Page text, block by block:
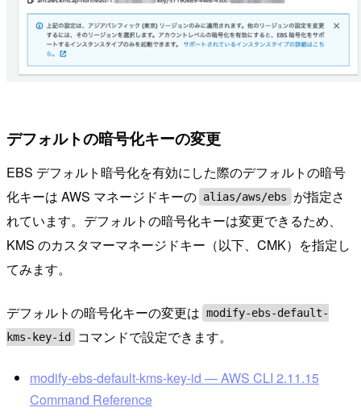
デフォルトの暗号化キーの変更
EBS デフォルト暗号化を有効にした際のデフォルトの暗号
化キーは AWS マネージドキーの alias/aws/ebs
が指定さ
れています。デフォルトの暗号化キーは変更できるため、
KMS のカスタマーマネージドキー（以下、CMK）を指定し
てみます。
デフォルトの暗号化キーの変更は modify-ebs-default-
kms-key-id
コマンドで設定できます。
modify-ebs-default-kms-key-id — AWS CLI 2.11.15
Command Reference